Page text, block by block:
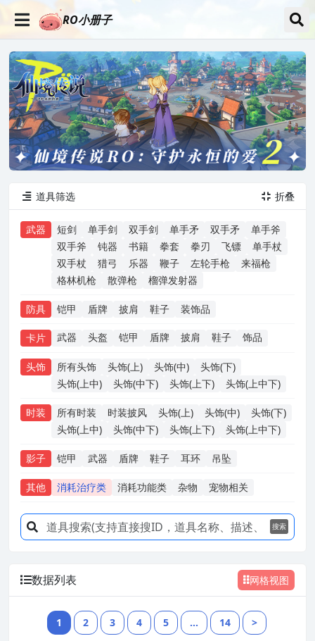
RO小册子
 道具筛选  折叠
武器 短剑 单手剑 双手剑 单手矛 双手矛
单手斧
双手斧
钝器 书籍 拳套 拳刃 飞镖
单手杖
双手杖
猎弓 乐器 鞭子 左轮手枪
来福枪
格林机枪
散弹枪 榴弹发射器
防具 铠甲 盾牌 披肩 鞋子 装饰品
卡片 武器 头盔 铠甲 盾牌 披肩 鞋子 饰品
头饰 所有头饰 头饰(上) 头饰(中)
头饰(下)
头饰(上中)
头饰(中下) 头饰(上下) 头饰(上中下)
时装 所有时装 时装披风 头饰(上) 头饰(中)
头饰(下)
头饰(上中)
头饰(中下) 头饰(上下) 头饰(上中下)
影子 铠甲 武器 盾牌 鞋子 耳环 吊坠
其他 消耗治疗类 消耗功能类 杂物 宠物相关
搜索
数据列表 网格视图
1 2 3 4 5 ... 14 >